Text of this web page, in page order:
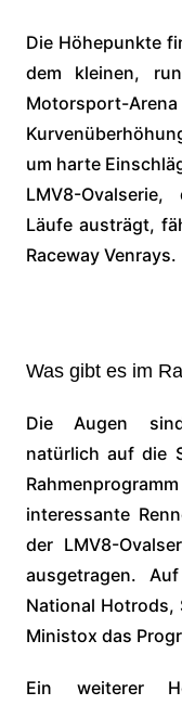
Die Höhepunkte
dem kleinen,
Motorsport-
um harte
LMV8-
Läufe austrägt,
Raceway Venrays.
Was gibt es im
Die Augen
natürlich auf die
interessante
der LMV8-
ausgetragen.
National Hotrods,
Ministox das
Ein weiterer